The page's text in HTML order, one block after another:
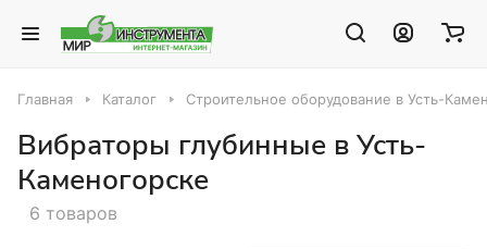
Главная Каталог Строительное оборудование в Усть-
Вибраторы глубинные в Усть-
Каменогорске
6 товаров